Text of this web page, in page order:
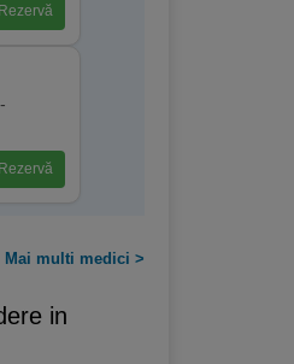
Rezervă
Rezervă
Mai multi medici >
in